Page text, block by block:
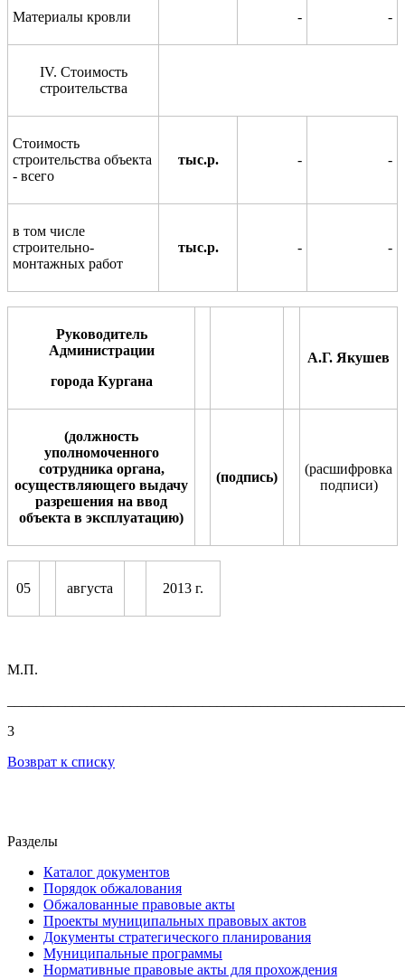
Материалы кровли - -
IV. Стоимость
строительства
Стоимость
строительства объекта
- всего
тыс.р. - -
в том числе
строительно-
монтажных работ
тыс.р. - -
Руководитель
Администрации
города Кургана
А.Г. Якушев
(должность
уполномоченного
сотрудника органа,
осуществляющего выдачу
разрешения на ввод
объекта в эксплуатацию)
(подпись)
(расшифровка
подписи)
05 августа 2013 г.
М.П.
3
Возврат к списку
Разделы
Каталог документов
Порядок обжалования
Обжалованные правовые акты
Проекты муниципальных правовых актов
Документы стратегического планирования
Муниципальные программы
Нормативные правовые акты для прохождения